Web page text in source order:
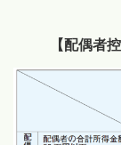
【配偶者